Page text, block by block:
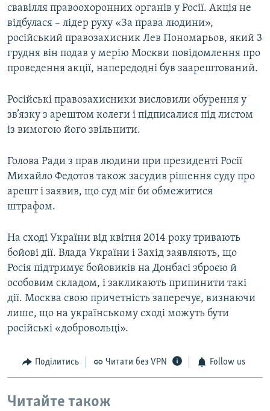
свавілля правоохоронних органів у Росії. Акція не
відбулася – лідер руху «За права людини»,
російський правозахисник Лев Пономарьов, який 3
грудня він подав у мерію Москви повідомлення про
проведення акції, напередодні був заарештований.
Російські правозахисники висловили обурення у
зв’язку з арештом колеги і підписалися під листом
із вимогою його звільнити.
Голова Ради з прав людини при президенті Росії
Михайло Федотов також засудив рішення суду про
арешт і заявив, що суд міг би обмежитися
штрафом.
На сході України від квітня 2014 року тривають
бойові дії. Влада України і Захід заявляють, що
Росія підтримує бойовиків на Донбасі зброєю й
особовим складом, і закликають припинити такі
дії. Москва свою причетність заперечує, визнаючи
лише, що на українському сході можуть бути
російські «добровольці».
Поділитись Читати без VPN Follow us
Читайте також